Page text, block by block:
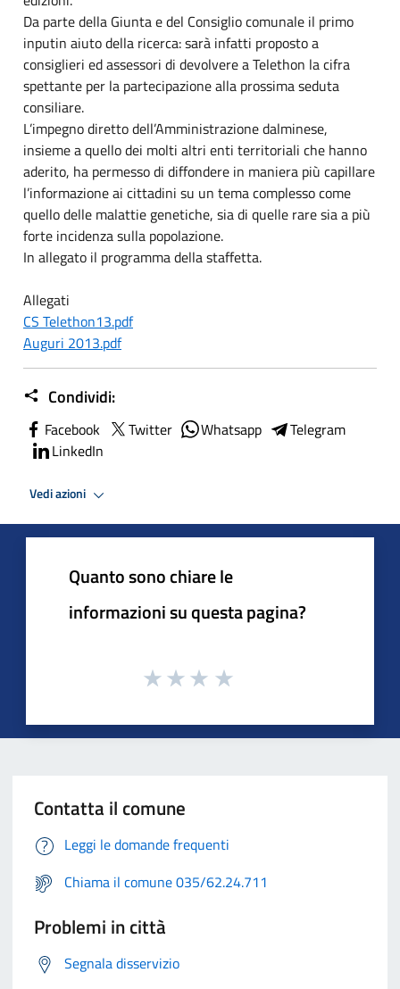
Da parte della Giunta e del Consiglio comunale il primo
inputin aiuto della ricerca: sarà infatti proposto a
consiglieri ed assessori di devolvere a Telethon la cifra
spettante per la partecipazione alla prossima seduta
consiliare.
L’impegno diretto dell’Amministrazione dalminese,
insieme a quello dei molti altri enti territoriali che hanno
aderito, ha permesso di diffondere in maniera più capillare
l’informazione ai cittadini su un tema complesso come
quello delle malattie genetiche, sia di quelle rare sia a più
forte incidenza sulla popolazione.
In allegato il programma della staffetta.
Allegati
CS Telethon13.pdf
Auguri 2013.pdf
Condividi:
Facebook Twitter Whatsapp
Telegram
LinkedIn
Vedi azioni
Quanto sono chiare le
informazioni su questa pagina?
Contatta il comune
Leggi le domande frequenti
Chiama il comune 035/62.24.711
Problemi in città
Segnala disservizio